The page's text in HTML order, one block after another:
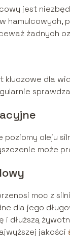
jest
hamulcowych,
żadnych
kluczowe dla
poziomy oleju
może
moc z
dla jego
i dłuższą
jakości